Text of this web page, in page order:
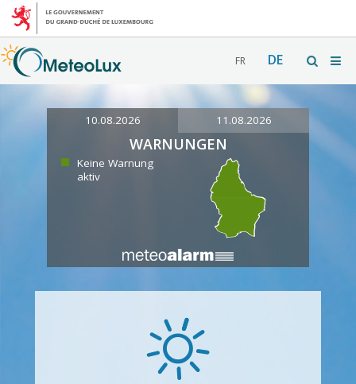
FR DE
10.08.2026 11.08.2026
WARNUNGEN
Keine Warnung
aktiv